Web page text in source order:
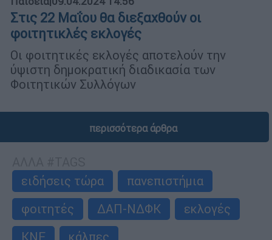
Στις 22 Μαΐου θα διεξαχθούν οι
φοιτητικλές εκλογές
Οι φοιτητικές εκλογές αποτελούν την
ύψιστη δημοκρατική διαδικασία των
Φοιτητικών Συλλόγων
περισσότερα άρθρα
ειδήσεις τώρα
πανεπιστήμια
φοιτητές
ΔΑΠ-ΝΔΦΚ
εκλογές
ΚΝΕ
κάλπες